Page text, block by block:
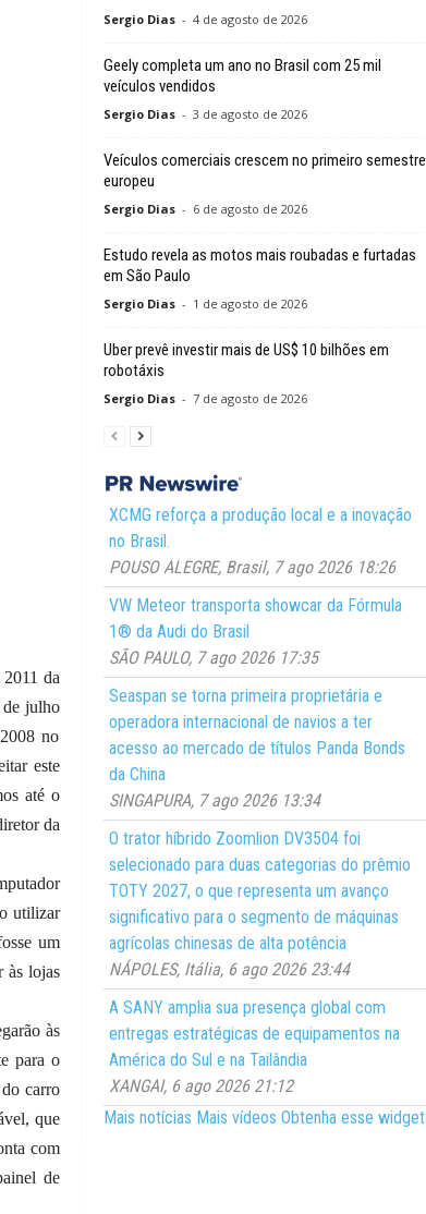
da
de julho
no
este
até o
da
utilizar
um
às lojas
às
para o
carro
que
com
de
Sergio Dias - 4 de agosto de 2026
Geely completa um ano no Brasil com 25 mil
veículos vendidos
Sergio Dias - 3 de agosto de 2026
Veículos comerciais crescem no primeiro semestre
europeu
Sergio Dias - 6 de agosto de 2026
Estudo revela as motos mais roubadas e furtadas
em São Paulo
Sergio Dias - 1 de agosto de 2026
Uber prevê investir mais de US$ 10 bilhões em
robotáxis
Sergio Dias - 7 de agosto de 2026
XCMG reforça a produção local e a inovação
no Brasil.
POUSO ALEGRE, Brasil, 7 ago 2026 18:26
VW Meteor transporta showcar da Fórmula
1® da Audi do Brasil
SÃO PAULO, 7 ago 2026 17:35
Seaspan se torna primeira proprietária e
operadora internacional de navios a ter
acesso ao mercado de títulos Panda Bonds
da China
SINGAPURA, 7 ago 2026 13:34
O trator híbrido Zoomlion DV3504 foi
selecionado para duas categorias do prêmio
TOTY 2027, o que representa um avanço
significativo para o segmento de máquinas
agrícolas chinesas de alta potência
NÁPOLES, Itália, 6 ago 2026 23:44
A SANY amplia sua presença global com
entregas estratégicas de equipamentos na
América do Sul e na Tailândia
XANGAI, 6 ago 2026 21:12
Mais notícias Mais vídeos Obtenha esse widget